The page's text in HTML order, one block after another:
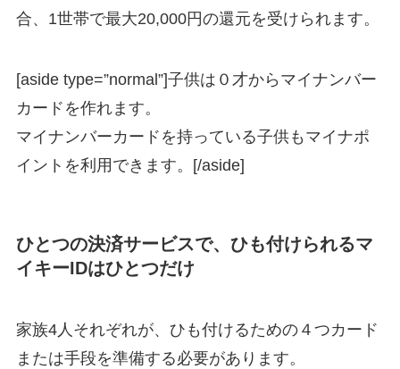
合、1世帯で最大20,000円の還元を受けられます。
[aside type=”normal”]子供は０才からマイナンバー
カードを作れます。
マイナンバーカードを持っている子供もマイナポ
イントを利用できます。[/aside]
ひとつの決済サービスで、ひも付けられるマ
イキーIDはひとつだけ
家族4人それぞれが、ひも付けるための４つカード
または手段を準備する必要があります。